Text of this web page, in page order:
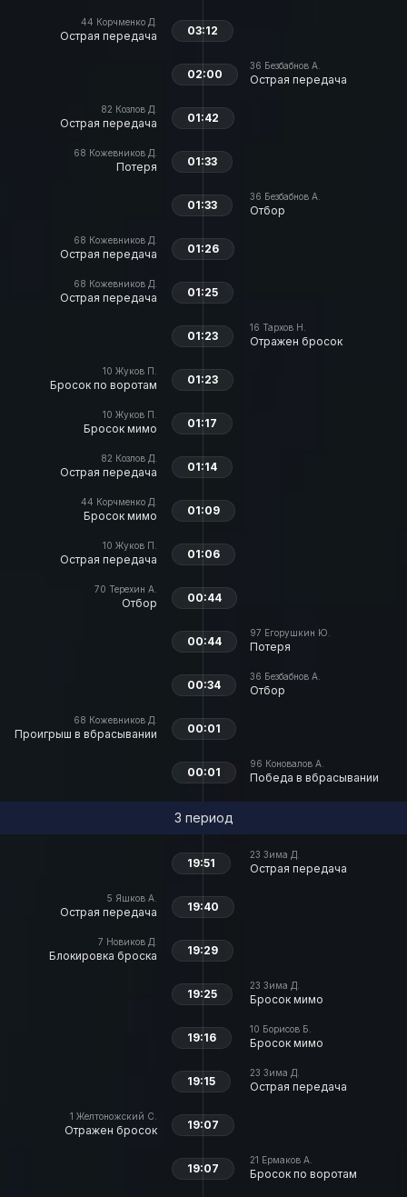
44 Корчменко Д.
Острая передача 03:12
36 Безбабнов А.
Острая передача
02:00
82 Козлов Д.
Острая передача 01:42
68 Кожевников Д.
Потеря 01:33
36 Безбабнов А.
Отбор
01:33
68 Кожевников Д.
Острая передача 01:26
68 Кожевников Д.
Острая передача 01:25
16 Тархов Н.
Отражен бросок
01:23
10 Жуков П.
Бросок по воротам 01:23
10 Жуков П.
Бросок мимо 01:17
82 Козлов Д.
Острая передача 01:14
44 Корчменко Д.
Бросок мимо 01:09
10 Жуков П.
Острая передача 01:06
70 Терехин А.
Отбор 00:44
97 Егорушкин Ю.
Потеря
00:44
36 Безбабнов А.
Отбор
00:34
68 Кожевников Д.
Проигрыш в вбрасывании 00:01
96 Коновалов А.
Победа в вбрасывании
00:01
3 период
23 Зима Д.
Острая передача
19:51
5 Яшков А.
Острая передача 19:40
7 Новиков Д.
Блокировка броска 19:29
23 Зима Д.
Бросок мимо
19:25
10 Борисов Б.
Бросок мимо
19:16
23 Зима Д.
Острая передача
19:15
1 Желтоножский С.
Отражен бросок 19:07
21 Ермаков А.
Бросок по воротам
19:07